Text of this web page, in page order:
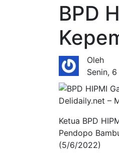
BPD
Oleh
Senin,
Delidaily.net –
Ketua BPD
Pendopo
(5/6/2022)